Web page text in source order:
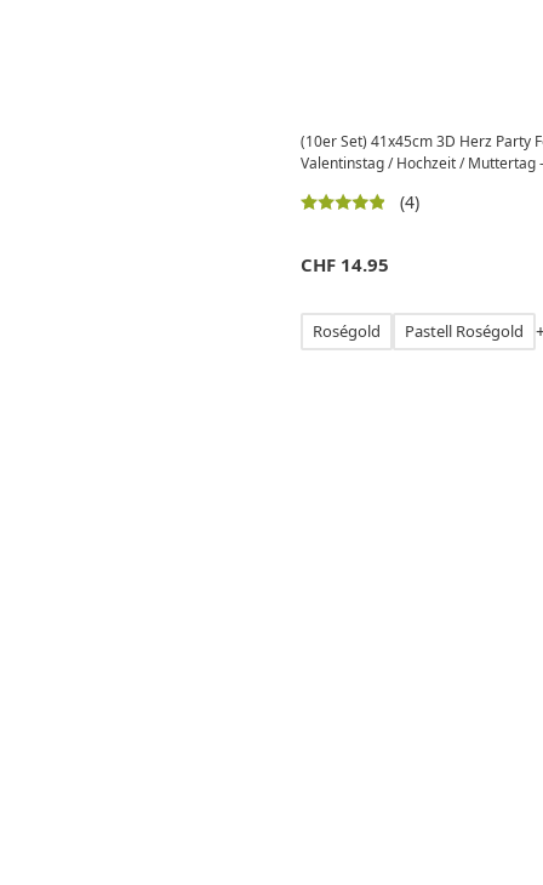
(10er Set) 41x45cm 3D Herz Party
Valentinstag / Hochzeit / Muttertag
(4)
CHF 14.95
Roségold Pastell Roségold